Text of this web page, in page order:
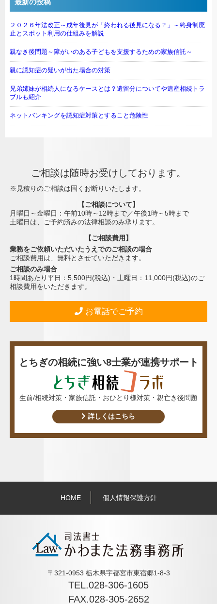
最新の投稿
２０２６年法改正～成年後見が「終われる後見になる？」～終身制廃
止とスポット利用の仕組みを解説
親なき後問題～障がいのある子どもを支援するための家族信託～
親に認知症の疑いが出た場合の対策
兄弟姉妹が相続人になるケースとは？遺留分についてや遺産相続トラ
ブルも紹介
ネットバンキングを認知症対策とすること危険性
ご相談は随時お受けしております。
※見積りのご相談は固くお断りいたします。
【ご相談について】
月曜日～金曜日：午前10時～12時まで／午後1時～5時まで
土曜日は、ご予約済みの法律相談のみ承ります。
【ご相談費用】
業務をご依頼いただいたうえでのご相談の場合
ご相談費用は、無料とさせていただきます。
ご相談のみ場合
1時間あたり平日：5,500円(税込)・土曜日：11,000円(税込)のご
相談費用をいただきます。
お電話でご予約
とちぎの相続に強い8士業が連携サポート
生前/相続対策・家族信託・おひとり様対策・親亡き後問題
詳しくはこちら
HOME 個人情報保護方針
〒321-0953 栃木県宇都宮市東宿郷1-8-3
TEL.028-306-1605
FAX.028-305-2652